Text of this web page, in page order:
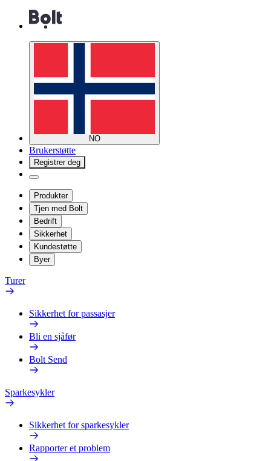
NO
Brukerstøtte
Registrer deg
Produkter
Tjen med Bolt
Bedrift
Sikkerhet
Kundestøtte
Byer
Turer
Sikkerhet for passasjer
Bli en sjåfør
Bolt Send
Sparkesykler
Sikkerhet for sparkesykler
Rapporter et problem